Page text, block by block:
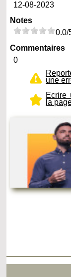
12-08-2023
Notes
0.0/
Commentaires
0
une
Ecrire
la